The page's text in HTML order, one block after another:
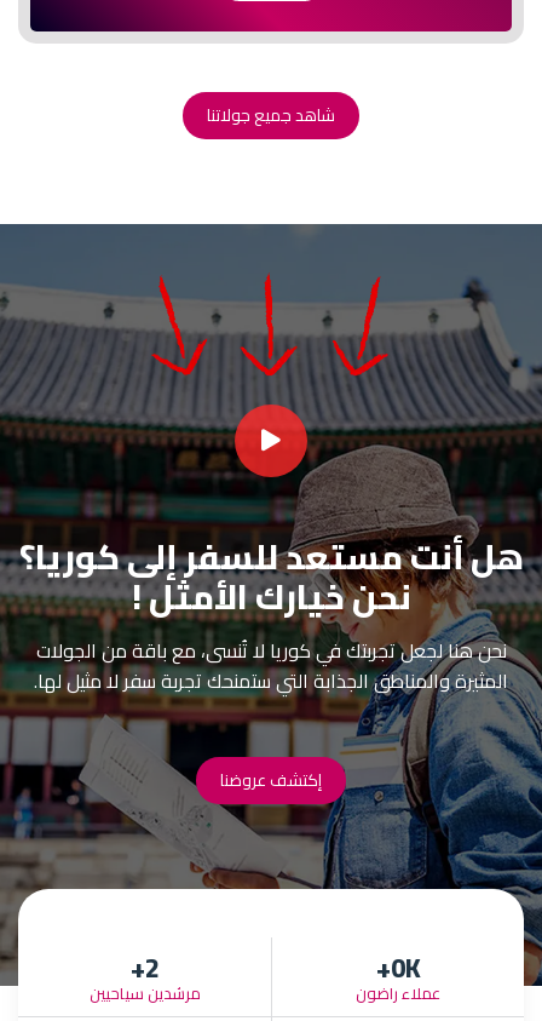
شاهد جميع جولاتنا
هل أنت مستعد للسفر إلى كوريا؟
نحن خيارك الأمثل !
نحن هنا لجعل تجربتك في كوريا لا تُنسى، مع باقة من الجولات
المثيرة والمناطق الجذابة التي ستمنحك تجربة سفر لا مثيل لها.
إكتشف عروضنا
0K+
عملاء راضون 2
+
مرشدين سياحيين